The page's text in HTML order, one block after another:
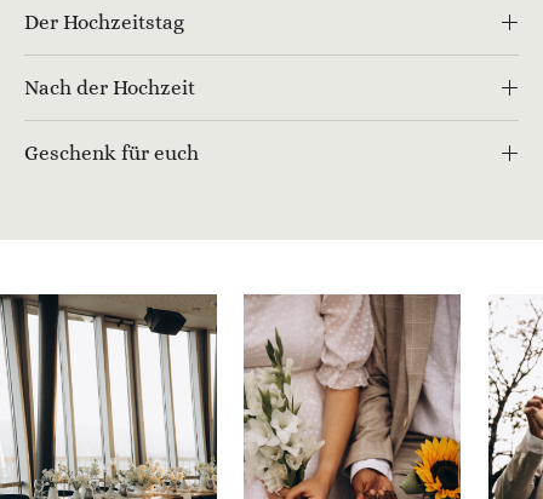
Der Hochzeitstag
Nach der Hochzeit
Geschenk für euch